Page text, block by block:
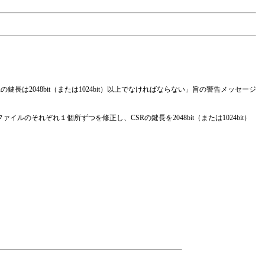
鍵長は2048bit（または1024bit）以上でなければならない」旨の警告メッセージ
ルのそれぞれ１個所ずつを修正し、CSRの鍵長を2048bit（または1024bit）